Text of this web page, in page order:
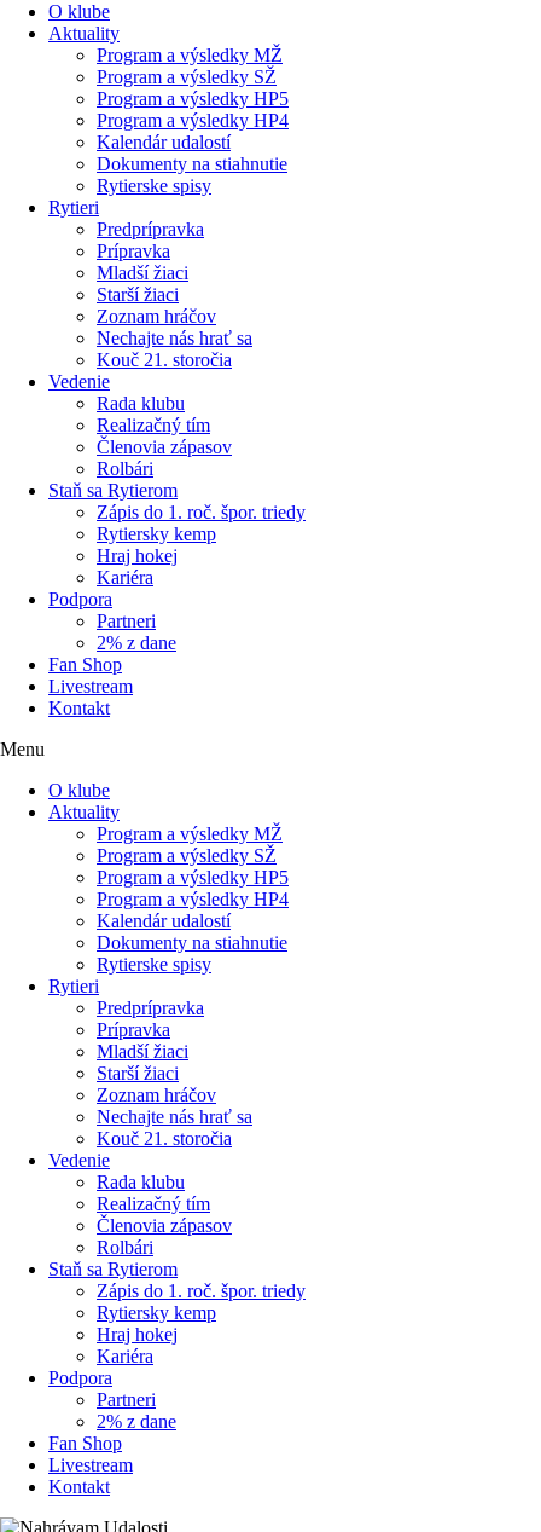
O klube
Aktuality
Program a výsledky MŽ
Program a výsledky SŽ
Program a výsledky HP5
Program a výsledky HP4
Kalendár udalostí
Dokumenty na stiahnutie
Rytierske spisy
Rytieri
Predprípravka
Prípravka
Mladší žiaci
Starší žiaci
Zoznam hráčov
Nechajte nás hrať sa
Kouč 21. storočia
Vedenie
Rada klubu
Realizačný tím
Členovia zápasov
Rolbári
Staň sa Rytierom
Zápis do 1. roč. špor. triedy
Rytiersky kemp
Hraj hokej
Kariéra
Podpora
Partneri
2% z dane
Fan Shop
Livestream
Kontakt
Menu
O klube
Aktuality
Program a výsledky MŽ
Program a výsledky SŽ
Program a výsledky HP5
Program a výsledky HP4
Kalendár udalostí
Dokumenty na stiahnutie
Rytierske spisy
Rytieri
Predprípravka
Prípravka
Mladší žiaci
Starší žiaci
Zoznam hráčov
Nechajte nás hrať sa
Kouč 21. storočia
Vedenie
Rada klubu
Realizačný tím
Členovia zápasov
Rolbári
Staň sa Rytierom
Zápis do 1. roč. špor. triedy
Rytiersky kemp
Hraj hokej
Kariéra
Podpora
Partneri
2% z dane
Fan Shop
Livestream
Kontakt